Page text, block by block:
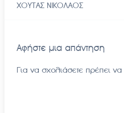
ΧΟΥΤΑΣ ΝΙΚΟΛΑΟΣ
Αφήστε μια απάντηση
Για να σχολιάσετε πρέπει να